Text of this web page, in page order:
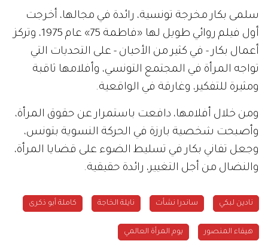
سلمى بكار مخرجة تونسية، رائدة في مجالها، أخرجت
أول فيلم روائي طويل لها «فاطمة 75» عام 1975، وتركز
أعمال بكار - في كثير من الأحيان - على التحديات التي
تواجه المرأة في المجتمع التونسي، وأفلامها ثاقبة
ومثيرة للتفكير، وغارقة في الواقعية.
ومن خلال أفلامها، دافعت باستمرار عن حقوق المرأة،
وأصبحت شخصية بارزة في الحركة النسوية بتونس،
وجعل تفاني بكار في تسليط الضوء على قضايا المرأة،
والنضال من أجل التغيير، رائدة حقيقية.
نادين لبكي ساندرا نشأت نايلة الخاجة كاملة أبو ذكرى
هيفاء المنصور يوم المرأة العالمي